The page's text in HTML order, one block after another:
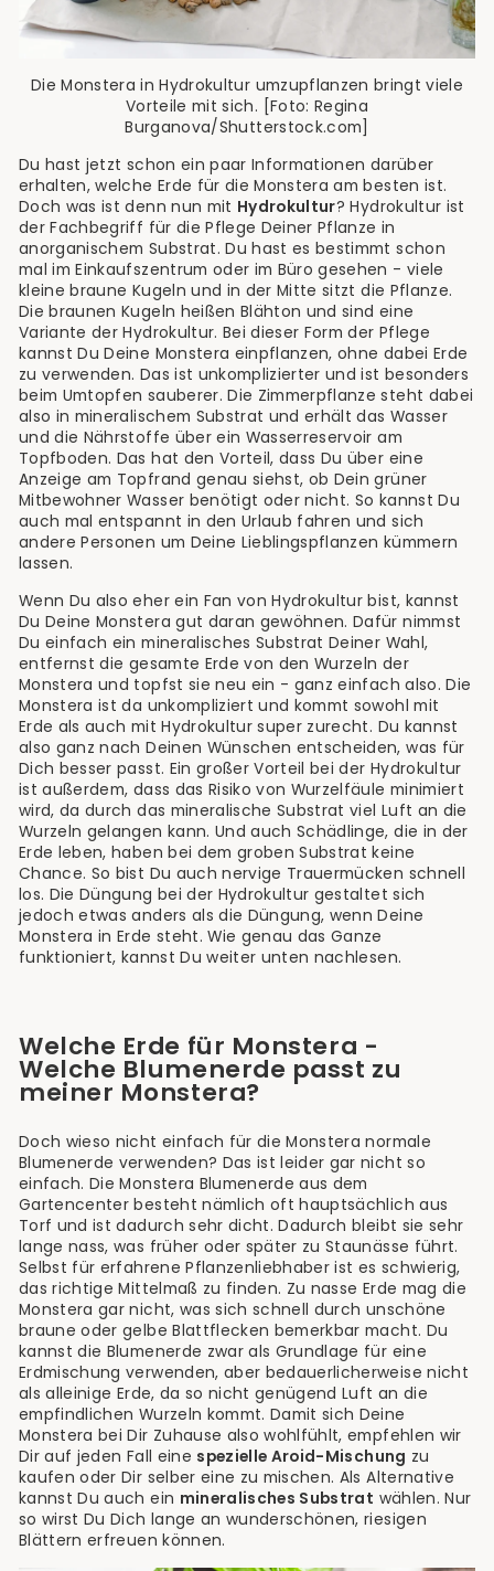
Die Monstera in Hydrokultur umzupflanzen bringt viele
Vorteile mit sich. [Foto: Regina
Burganova/Shutterstock.com]
Du hast jetzt schon ein paar Informationen darüber
erhalten, welche Erde für die Monstera am besten ist.
Doch was ist denn nun mit Hydrokultur? Hydrokultur ist
der Fachbegriff für die Pflege Deiner Pflanze in
anorganischem Substrat. Du hast es bestimmt schon
mal im Einkaufszentrum oder im Büro gesehen - viele
kleine braune Kugeln und in der Mitte sitzt die Pflanze.
Die braunen Kugeln heißen Blähton und sind eine
Variante der Hydrokultur. Bei dieser Form der Pflege
kannst Du Deine Monstera einpflanzen, ohne dabei Erde
zu verwenden. Das ist unkomplizierter und ist besonders
beim Umtopfen sauberer. Die Zimmerpflanze steht dabei
also in mineralischem Substrat und erhält das Wasser
und die Nährstoffe über ein Wasserreservoir am
Topfboden. Das hat den Vorteil, dass Du über eine
Anzeige am Topfrand genau siehst, ob Dein grüner
Mitbewohner Wasser benötigt oder nicht. So kannst Du
auch mal entspannt in den Urlaub fahren und sich
andere Personen um Deine Lieblingspflanzen kümmern
lassen.
Wenn Du also eher ein Fan von Hydrokultur bist, kannst
Du Deine Monstera gut daran gewöhnen. Dafür nimmst
Du einfach ein mineralisches Substrat Deiner Wahl,
entfernst die gesamte Erde von den Wurzeln der
Monstera und topfst sie neu ein - ganz einfach also. Die
Monstera ist da unkompliziert und kommt sowohl mit
Erde als auch mit Hydrokultur super zurecht. Du kannst
also ganz nach Deinen Wünschen entscheiden, was für
Dich besser passt. Ein großer Vorteil bei der Hydrokultur
ist außerdem, dass das Risiko von Wurzelfäule minimiert
wird, da durch das mineralische Substrat viel Luft an die
Wurzeln gelangen kann. Und auch Schädlinge, die in der
Erde leben, haben bei dem groben Substrat keine
Chance. So bist Du auch nervige Trauermücken schnell
los. Die Düngung bei der Hydrokultur gestaltet sich
jedoch etwas anders als die Düngung, wenn Deine
Monstera in Erde steht. Wie genau das Ganze
funktioniert, kannst Du weiter unten nachlesen.
Welche Erde für Monstera -
Welche Blumenerde passt zu
meiner Monstera?
Doch wieso nicht einfach für die Monstera normale
Blumenerde verwenden? Das ist leider gar nicht so
einfach. Die Monstera Blumenerde aus dem
Gartencenter besteht nämlich oft hauptsächlich aus
Torf und ist dadurch sehr dicht. Dadurch bleibt sie sehr
lange nass, was früher oder später zu Staunässe führt.
Selbst für erfahrene Pflanzenliebhaber ist es schwierig,
das richtige Mittelmaß zu finden. Zu nasse Erde mag die
Monstera gar nicht, was sich schnell durch unschöne
braune oder gelbe Blattflecken bemerkbar macht. Du
kannst die Blumenerde zwar als Grundlage für eine
Erdmischung verwenden, aber bedauerlicherweise nicht
als alleinige Erde, da so nicht genügend Luft an die
empfindlichen Wurzeln kommt. Damit sich Deine
Monstera bei Dir Zuhause also wohlfühlt, empfehlen wir
Dir auf jeden Fall eine spezielle Aroid-Mischung zu
kaufen oder Dir selber eine zu mischen. Als Alternative
kannst Du auch ein mineralisches Substrat wählen. Nur
so wirst Du Dich lange an wunderschönen, riesigen
Blättern erfreuen können.